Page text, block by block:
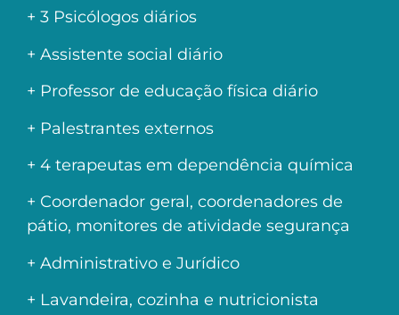
+ 3 Psicólogos diários
+ Assistente social diário
+ Professor de educação física diário
+ Palestrantes externos
+ 4 terapeutas em dependência química
+ Coordenador geral, coordenadores de
pátio, monitores de atividade segurança
+ Administrativo e Jurídico
+ Lavandeira, cozinha e nutricionista